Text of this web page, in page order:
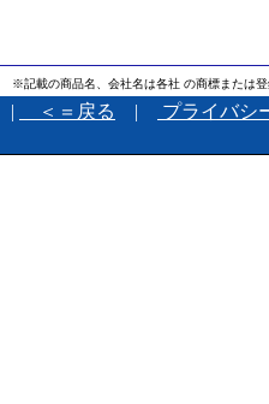
※記載の商品名、会社名は各社 の商標または
| ＜＝戻る |
プライバシ